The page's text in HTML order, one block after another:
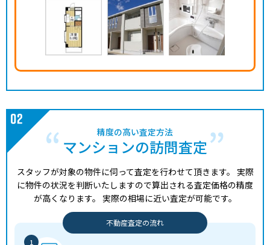
精度の高い査定方法
マンションの訪問査定
スタッフが対象の物件に伺って査定を行わせて頂きます。 実際
に物件の状況を判断いたしますので算出される査定価格の精度
が高くなります。 実際の相場に近い査定が可能です。
不動産査定の流れ